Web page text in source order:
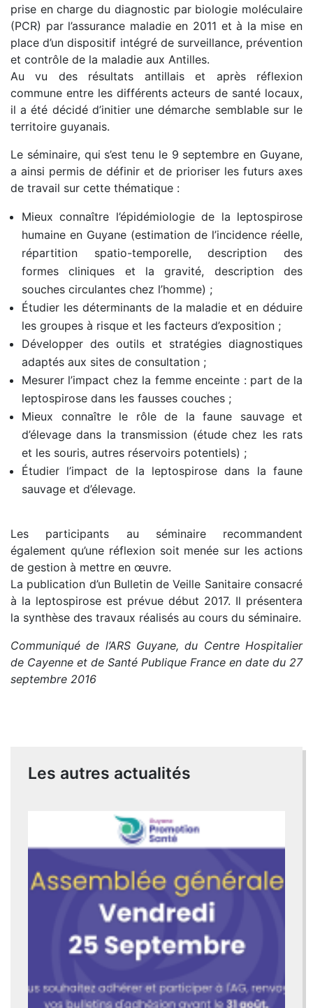
prise en charge du diagnostic par biologie moléculaire
(PCR) par l’assurance maladie en 2011 et à la mise en
place d’un dispositif intégré de surveillance, prévention
et contrôle de la maladie aux Antilles.
Au vu des résultats antillais et après réflexion
commune entre les différents acteurs de santé locaux,
il a été décidé d’initier une démarche semblable sur le
territoire guyanais.
Le séminaire, qui s’est tenu le 9 septembre en Guyane,
a ainsi permis de définir et de prioriser les futurs axes
de travail sur cette thématique :
Mieux connaître l’épidémiologie de la leptospirose
humaine en Guyane (estimation de l’incidence réelle,
répartition spatio-temporelle, description des
formes cliniques et la gravité, description des
souches circulantes chez l’homme) ;
Étudier les déterminants de la maladie et en déduire
les groupes à risque et les facteurs d’exposition ;
Développer des outils et stratégies diagnostiques
adaptés aux sites de consultation ;
Mesurer l’impact chez la femme enceinte : part de la
leptospirose dans les fausses couches ;
Mieux connaître le rôle de la faune sauvage et
d’élevage dans la transmission (étude chez les rats
et les souris, autres réservoirs potentiels) ;
Étudier l’impact de la leptospirose dans la faune
sauvage et d’élevage.
Les participants au séminaire recommandent
également qu’une réflexion soit menée sur les actions
de gestion à mettre en œuvre.
La publication d’un Bulletin de Veille Sanitaire consacré
à la leptospirose est prévue début 2017. Il présentera
la synthèse des travaux réalisés au cours du séminaire.
Communiqué de l’ARS Guyane, du Centre Hospitalier
de Cayenne et de Santé Publique France en date du 27
septembre 2016
Les autres actualités